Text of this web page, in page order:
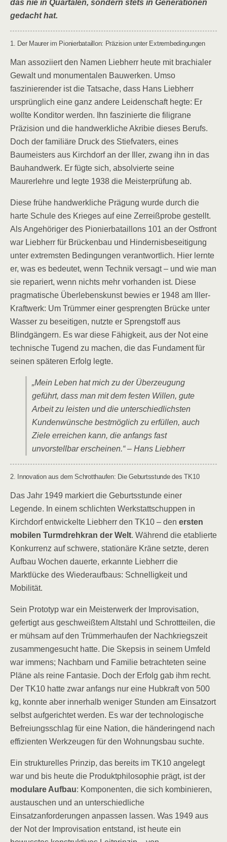
das nie in Quartalen, sondern stets in Generationen
gedacht hat.
1. Der Maurer im Pionierbataillon: Präzision unter Extrembedingungen
Man assoziiert den Namen Liebherr heute mit brachialer
Gewalt und monumentalen Bauwerken. Umso
faszinierender ist die Tatsache, dass Hans Liebherr
ursprünglich eine ganz andere Leidenschaft hegte: Er
wollte Konditor werden. Ihn faszinierte die filigrane
Präzision und die handwerkliche Akribie dieses Berufs.
Doch der familiäre Druck des Stiefvaters, eines
Baumeisters aus Kirchdorf an der Iller, zwang ihn in das
Bauhandwerk. Er fügte sich, absolvierte seine
Maurerlehre und legte 1938 die Meisterprüfung ab.
Diese frühe handwerkliche Prägung wurde durch die
harte Schule des Krieges auf eine Zerreißprobe gestellt.
Als Angehöriger des Pionierbataillons 101 an der Ostfront
war Liebherr für Brückenbau und Hindernisbeseitigung
unter extremsten Bedingungen verantwortlich. Hier lernte
er, was es bedeutet, wenn Technik versagt – und wie man
sie repariert, wenn nichts mehr vorhanden ist. Diese
pragmatische Überlebenskunst bewies er 1948 am Iller-
Kraftwerk: Um Trümmer einer gesprengten Brücke unter
Wasser zu beseitigen, nutzte er Sprengstoff aus
Blindgängern. Es war diese Fähigkeit, aus der Not eine
technische Tugend zu machen, die das Fundament für
seinen späteren Erfolg legte.
„Mein Leben hat mich zu der Überzeugung
geführt, dass man mit dem festen Willen, gute
Arbeit zu leisten und die unterschiedlichsten
Kundenwünsche bestmöglich zu erfüllen, auch
Ziele erreichen kann, die anfangs fast
unvorstellbar erscheinen.“ – Hans Liebherr
2. Innovation aus dem Schrotthaufen: Die Geburtsstunde des TK10
Das Jahr 1949 markiert die Geburtsstunde einer
Legende. In einem schlichten Werkstattschuppen in
Kirchdorf entwickelte Liebherr den TK10 – den ersten
mobilen Turmdrehkran der Welt. Während die etablierte
Konkurrenz auf schwere, stationäre Kräne setzte, deren
Aufbau Wochen dauerte, erkannte Liebherr die
Marktlücke des Wiederaufbaus: Schnelligkeit und
Mobilität.
Sein Prototyp war ein Meisterwerk der Improvisation,
gefertigt aus geschweißtem Altstahl und Schrottteilen, die
er mühsam auf den Trümmerhaufen der Nachkriegszeit
zusammengesucht hatte. Die Skepsis in seinem Umfeld
war immens; Nachbarn und Familie betrachteten seine
Pläne als reine Fantasie. Doch der Erfolg gab ihm recht.
Der TK10 hatte zwar anfangs nur eine Hubkraft von 500
kg, konnte aber innerhalb weniger Stunden am Einsatzort
selbst aufgerichtet werden. Es war der technologische
Befreiungsschlag für eine Nation, die händeringend nach
effizienten Werkzeugen für den Wohnungsbau suchte.
Ein strukturelles Prinzip, das bereits im TK10 angelegt
war und bis heute die Produktphilosophie prägt, ist der
modulare Aufbau: Komponenten, die sich kombinieren,
austauschen und an unterschiedliche
Einsatzanforderungen anpassen lassen. Was 1949 aus
der Not der Improvisation entstand, ist heute ein